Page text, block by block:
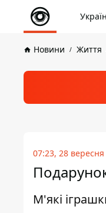
Новини Життя
07:23, 28
М'які